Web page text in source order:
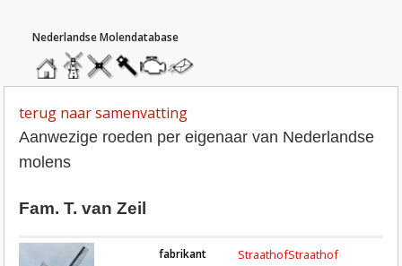
homemolendatabase
roedendatabase
assendatabase
motorendatabase
stuur
een
terug naar samenvatting
Aanwezige roeden per eigenaar van Nederlandse
molens
Fam. T. van Zeil
fabrikant
StraathofStraathof